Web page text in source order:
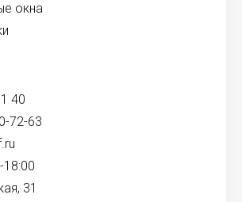
окна
40
72-63
18:00
31